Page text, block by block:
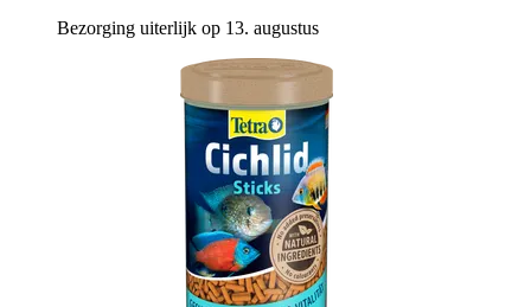
Bezorging uiterlijk op 13. augustus